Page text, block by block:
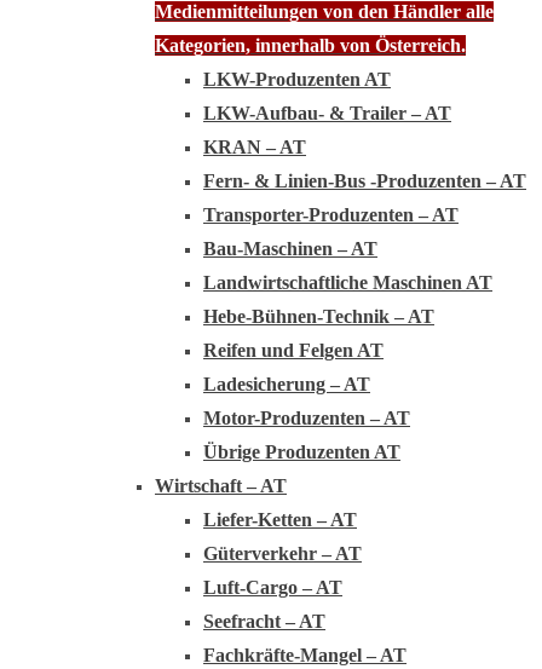
Medienmitteilungen von den Händler alle
Kategorien, innerhalb von Österreich.
LKW-Produzenten AT
LKW-Aufbau- & Trailer – AT
KRAN – AT
Fern- & Linien-Bus -Produzenten – AT
Transporter-Produzenten – AT
Bau-Maschinen – AT
Landwirtschaftliche Maschinen AT
Hebe-Bühnen-Technik – AT
Reifen und Felgen AT
Ladesicherung – AT
Motor-Produzenten – AT
Übrige Produzenten AT
Wirtschaft – AT
Liefer-Ketten – AT
Güterverkehr – AT
Luft-Cargo – AT
Seefracht – AT
Fachkräfte-Mangel – AT